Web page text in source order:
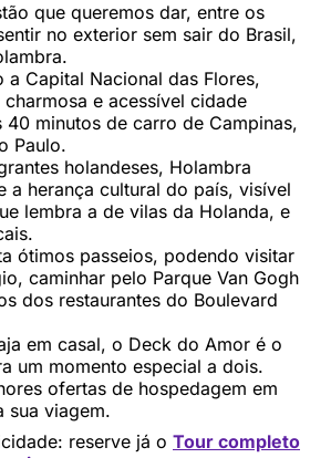
que queremos dar, entre os
no exterior sem sair do Brasil,
a Capital Nacional das Flores,
e acessível cidade
40 minutos de carro de Campinas,
Paulo.
holandeses, Holambra
a herança cultural do país, visível
lembra a de vilas da Holanda, e
ótimos passeios, podendo visitar
caminhar pelo Parque Van Gogh
dos restaurantes do Boulevard
em casal, o Deck do Amor é o
um momento especial a dois.
ofertas de hospedagem em
sua viagem.
reserve já o Tour completo